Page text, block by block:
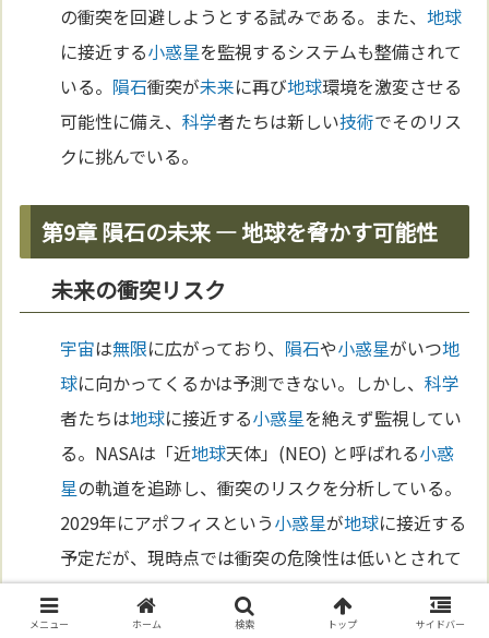
の衝突を回避しようとする試みである。また、地球
に接近する小惑星を監視するシステムも整備されて
いる。 隕石衝突が未来に再び地球環境を激変させる
可能性に備え、科学者たちは新しい技術でそのリス
クに挑んでいる。
第9章 隕石の未来 — 地球を脅かす可能性
未来の衝突リスク
宇宙は無限に広がっており、 隕石や小惑星がいつ地
球に向かってくるかは予測できない。しかし、科学
者たちは地球に接近する小惑星を絶えず監視してい
る。NASAは「近地球天体」(NEO) と呼ばれる小惑
星の軌道を追跡し、衝突のリスクを分析している。
2029年にアポフィスという小惑星が地球に接近する
予定だが、現時点では衝突の危険性は低いとされて
いる。このように、未来の隕石衝突は完全には避け
られないが、監視体制が進化 している。
メニュー ホーム 検索 トップ サイドバー